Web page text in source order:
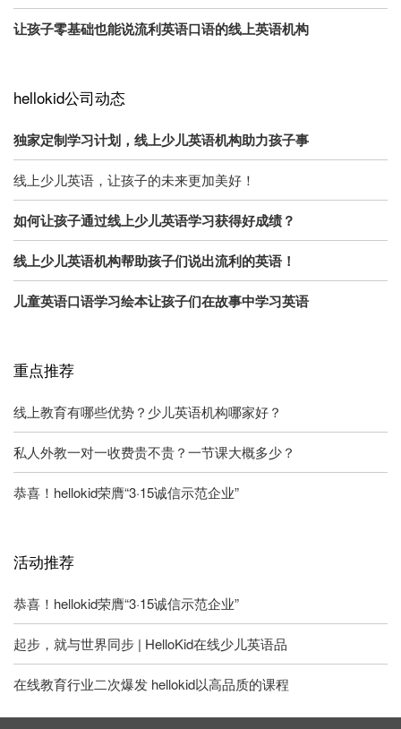
让孩子零基础也能说流利英语口语的线上英语机构
hellokid公司动态
独家定制学习计划，线上少儿英语机构助力孩子事
线上少儿英语，让孩子的未来更加美好！
如何让孩子通过线上少儿英语学习获得好成绩？
线上少儿英语机构帮助孩子们说出流利的英语！
儿童英语口语学习绘本让孩子们在故事中学习英语
重点推荐
线上教育有哪些优势？少儿英语机构哪家好？
私人外教一对一收费贵不贵？一节课大概多少？
恭喜！hellokid荣膺“3·15诚信示范企业”
活动推荐
恭喜！hellokid荣膺“3·15诚信示范企业”
起步，就与世界同步 | HelloKid在线少儿英语品
在线教育行业二次爆发 hellokid以高品质的课程